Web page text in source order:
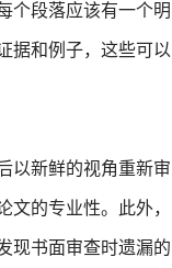
个段落应该有一个明
据和例子，这些可以
以新鲜的视角重新审
的专业性。此外，
现书面审查时遗漏的